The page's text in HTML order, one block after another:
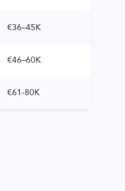
€36–45K
€46–60K
€61-80K